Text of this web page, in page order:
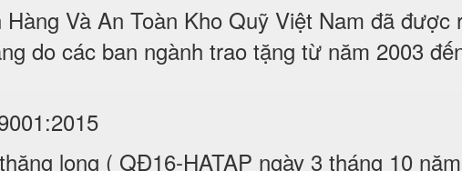
Và An Toàn Kho Quỹ Việt Nam đã được
do các ban ngành trao tặng từ năm 2003
long ( QĐ16-HATAP ngày 3 tháng 10